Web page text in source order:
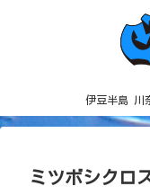
伊豆半島 川
ミツボシクロ